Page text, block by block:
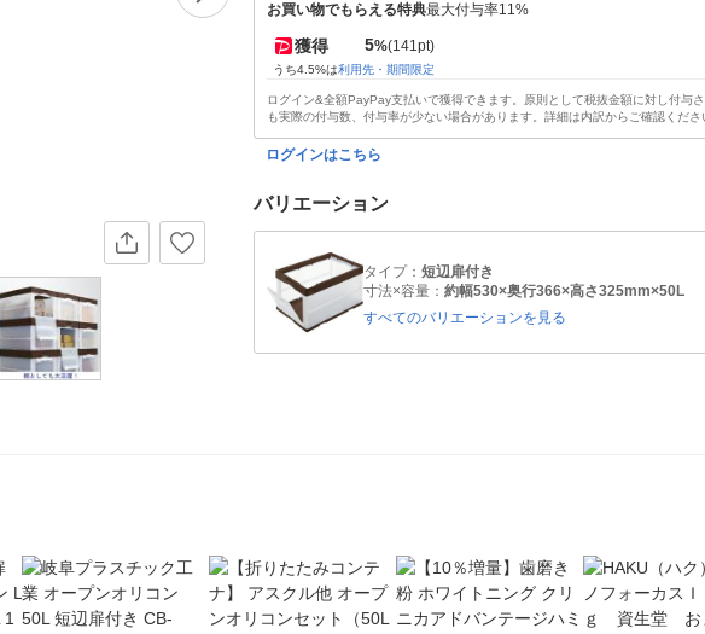
お買い物でもらえる特典最大付与率11%
獲得 5%(141pt)
うち4.5%は利用先・期間限定
ログイン&全額PayPay支払いで獲得できます。原則として税抜金額に対し付与
も実際の付与数、付与率が少ない場合があります。詳細は内訳からご確認くださ
ログインはこちら
バリエーション
タイプ： 短辺扉付き
寸法×容量： 約幅530×奥行366×高さ325mm×50L
すべてのバリエーションを見る